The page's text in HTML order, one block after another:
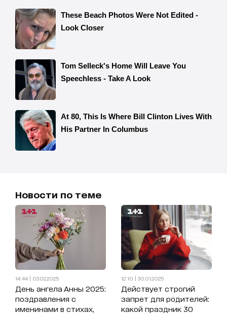
Новости по теме
14:44 | 03.02.2025
День ангела Анны 2025:
поздравления с
именинами в стихах,
12:10 | 30.01.2025
Действует строгий
запрет для родителей:
какой праздник 30